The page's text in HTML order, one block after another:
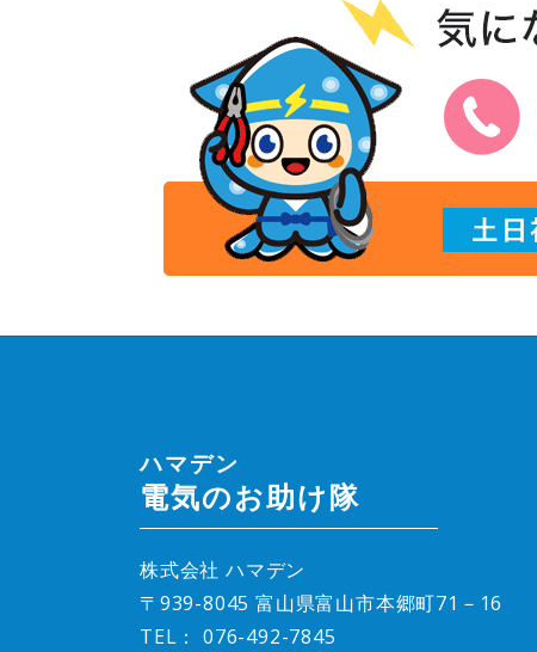
ハマデン
電気のお助け隊
株式会社 ハマデン
〒939-8045 富山県富山市本郷町71－16
TEL： 076-492-7845